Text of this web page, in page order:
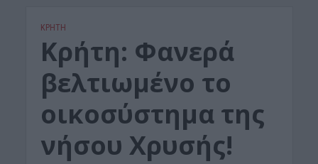
ΚΡΗΤΗ
Kρήτη: Φανερά
βελτιωμένο το
οικοσύστημα της
νήσου Χρυσής!